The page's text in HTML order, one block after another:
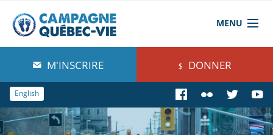
MENU
À propos de nous
Blog
Comprendre
M'INSCRIRE DONNER
English